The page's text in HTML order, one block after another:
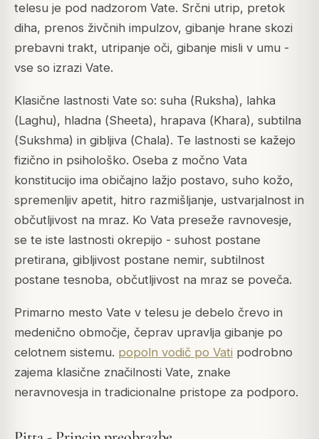
telesu je pod nadzorom Vate. Srčni utrip, pretok
diha, prenos živčnih impulzov, gibanje hrane skozi
prebavni trakt, utripanje oči, gibanje misli v umu -
vse so izrazi Vate.
Klasične lastnosti Vate so: suha (Ruksha), lahka
(Laghu), hladna (Sheeta), hrapava (Khara), subtilna
(Sukshma) in gibljiva (Chala). Te lastnosti se kažejo
fizično in psihološko. Oseba z močno Vata
konstitucijo ima običajno lažjo postavo, suho kožo,
spremenljiv apetit, hitro razmišljanje, ustvarjalnost in
občutljivost na mraz. Ko Vata preseže ravnovesje,
se te iste lastnosti okrepijo - suhost postane
pretirana, gibljivost postane nemir, subtilnost
postane tesnoba, občutljivost na mraz se poveča.
Primarno mesto Vate v telesu je debelo črevo in
medenično območje, čeprav upravlja gibanje po
celotnem sistemu. popoln vodič po Vati podrobno
zajema klasične značilnosti Vate, znake
neravnovesja in tradicionalne pristope za podporo.